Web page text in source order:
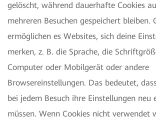
gelöscht, während dauerhafte Cookies
mehreren Besuchen gespeichert bleiben.
ermöglichen es Websites, sich deine
merken, z. B. die Sprache, die
Computer oder Mobilgerät oder andere
Browsereinstellungen. Das bedeutet,
bei jedem Besuch ihre Einstellungen neu
müssen. Wenn Cookies nicht verwendet